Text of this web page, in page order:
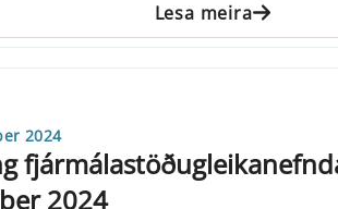
Lesa meira
2024
2024